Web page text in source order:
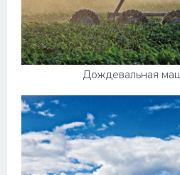
Дождевальная